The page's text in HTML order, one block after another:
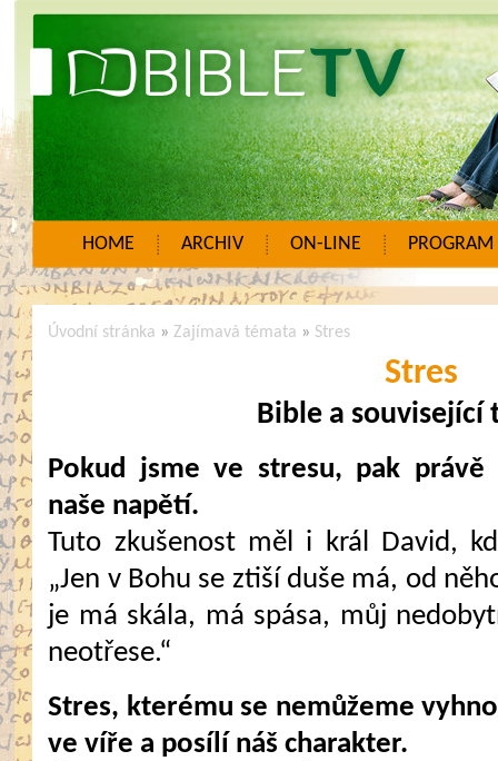
HOME ARCHIV ON-LINE PROGRAM
Úvodní stránka »Zajímavá témata » Stres
Stres
Bible a související
Pokud jsme ve stresu, pak
naše napětí.
Tuto zkušenost měl i král David,
„Jen v Bohu se ztiší duše má, od
je má skála, má spása, můj
neotřese.“
Stres, kterému se nemůžeme
ve víře a posílí náš charakter.